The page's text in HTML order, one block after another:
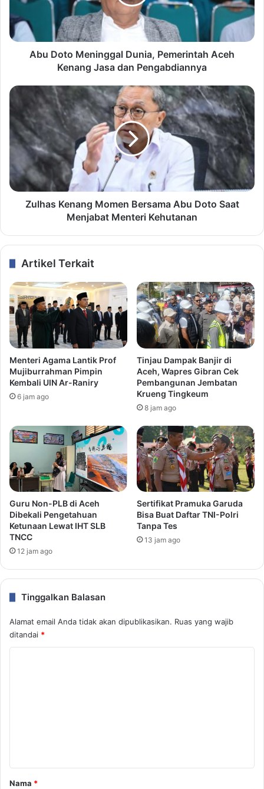
Abu Doto Meninggal Dunia, Pemerintah Aceh
Kenang Jasa dan Pengabdiannya
Zulhas Kenang Momen Bersama Abu Doto Saat
Menjabat Menteri Kehutanan
Artikel Terkait
Menteri Agama Lantik Prof
Mujiburrahman Pimpin
Kembali UIN Ar-Raniry
6 jam ago
Tinjau Dampak Banjir di
Aceh, Wapres Gibran Cek
Pembangunan Jembatan
Krueng Tingkeum
8 jam ago
Guru Non-PLB di Aceh
Dibekali Pengetahuan
Ketunaan Lewat IHT SLB
TNCC
12 jam ago
Sertifikat Pramuka Garuda
Bisa Buat Daftar TNI-Polri
Tanpa Tes
13 jam ago
Tinggalkan Balasan
Alamat email Anda tidak akan dipublikasikan. Ruas yang wajib
ditandai *
r
Nama *